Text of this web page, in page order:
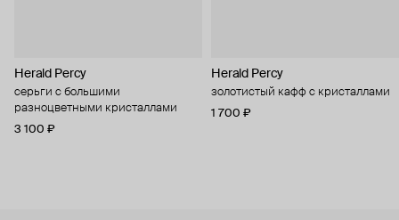
Herald Percy
серьги с большими
разноцветными кристаллами
3 100 ₽
Herald Percy
золотистый кафф с кристаллами
1 700 ₽